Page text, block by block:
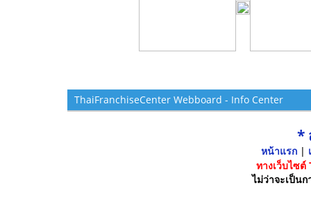
ThaiFranchiseCenter Webboard - Info Center
*
หน้าแรก|
ทางเว็บไซ
ไม่ว่าจะเป็น